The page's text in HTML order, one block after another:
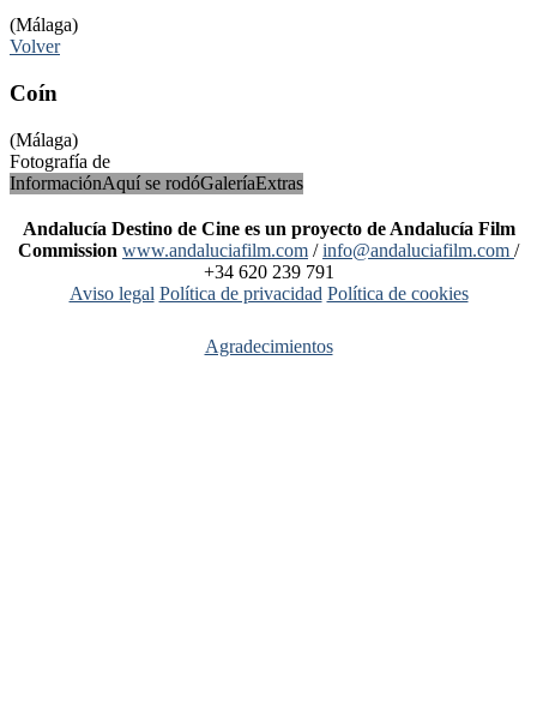
(Málaga)
Volver
Coín
(Málaga)
Fotografía de
InformaciónAquí se rodóGaleríaExtras
Andalucía Destino de Cine es un proyecto de Andalucía Film
Commission www.andaluciafilm.com /info@andaluciafilm.com /
+34 620 239 791
Aviso legal Política de privacidad Política de cookies
Agradecimientos